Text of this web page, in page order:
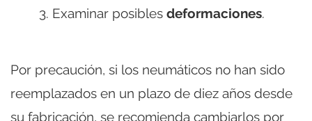
Examinar posibles deformaciones.
Por precaución, si los neumáticos no han sido
reemplazados en un plazo de diez años desde
su fabricación, se recomienda cambiarlos por